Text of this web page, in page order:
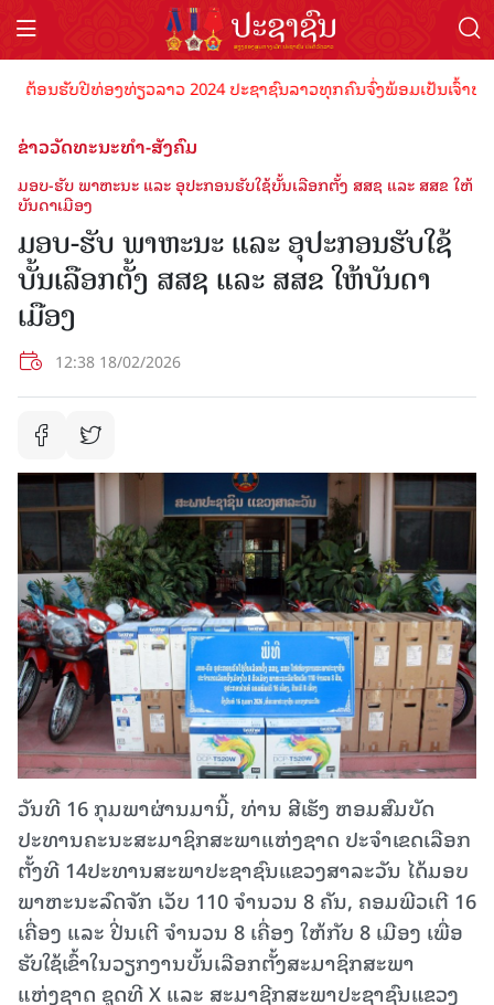
ອນຮັບປີທ່ອງທ່ຽວລາວ 2024 ປະຊາຊົນລາວທຸກຄົນຈົ່ງພ້ອມເປັນເຈົ້າພາ
ຂ່າວວັດທະນະທຳ-ສັງຄົມ
ມອບ-ຮັບ ພາຫະນະ ແລະ ອຸປະກອນຮັບໃຊ້ບັ້ນເລືອກຕັ້ງ ສສຊ ແລະ ສສຂ ໃຫ້
ບັນດາເມືອງ
ມອບ-ຮັບ ພາຫະນະ ແລະ ອຸປະກອນຮັບໃຊ້
ບັ້ນເລືອກຕັ້ງ ສສຊ ແລະ ສສຂ ໃຫ້ບັນດາ
ເມືອງ
12:38 18/02/2026
ວັນທີ 16 ກຸມພາຜ່ານມານີ້, ທ່ານ ສີເຮັງ ຫອມສົມບັດ
ປະທານຄະນະສະມາຊິກສະພາແຫ່ງຊາດ ປະຈຳເຂດເລືອກ
ຕັ້ງທີ 14ປະທານສະພາປະຊາຊົນແຂວງສາລະວັນ ໄດ້ມອບ
ພາຫະນະລົດຈັກ ເວັບ 110 ຈຳນວນ 8 ຄັນ, ຄອມພີວເຕີ 16
ເຄື່ອງ ແລະ ປີ່ນເຕີ ຈຳນວນ 8 ເຄື່ອງ ໃຫ້ກັບ 8 ເມືອງ ເພື່ອ
ຮັບໃຊ້ເຂົ້າໃນວຽກງານບັ້ນເລືອກຕັ້ງສະມາຊິກສະພາ
ແຫ່ງຊາດ ຊຸດທີ X ແລະ ສະມາຊີກສະພາປະຊາຊົນແຂວງ